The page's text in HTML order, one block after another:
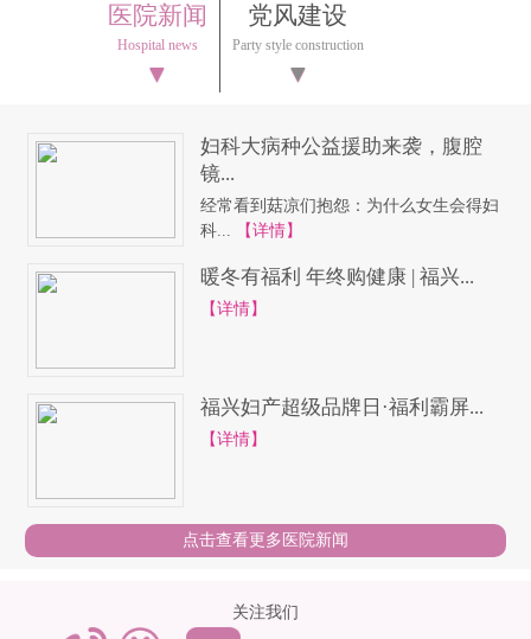
医院新闻
Hospital news
▼
党风建设
Party style construction
▼
妇科大病种公益援助来袭，腹腔
镜...
经常看到菇凉们抱怨：为什么女生会得妇
科...
【详情】
暖冬有福利 年终购健康 | 福兴...
【详情】
福兴妇产超级品牌日·福利霸屏...
【详情】
点击查看更多医院新闻
关注我们